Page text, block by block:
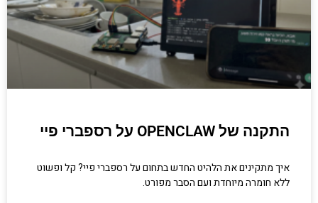
התקנה של OPENCLAW על רספברי פיי
איך מתקינים את הלהיט החדש בתחום על רספברי פיי? קל ופשוט
ללא חומרה מיוחדת ועם הסבר מפורט.